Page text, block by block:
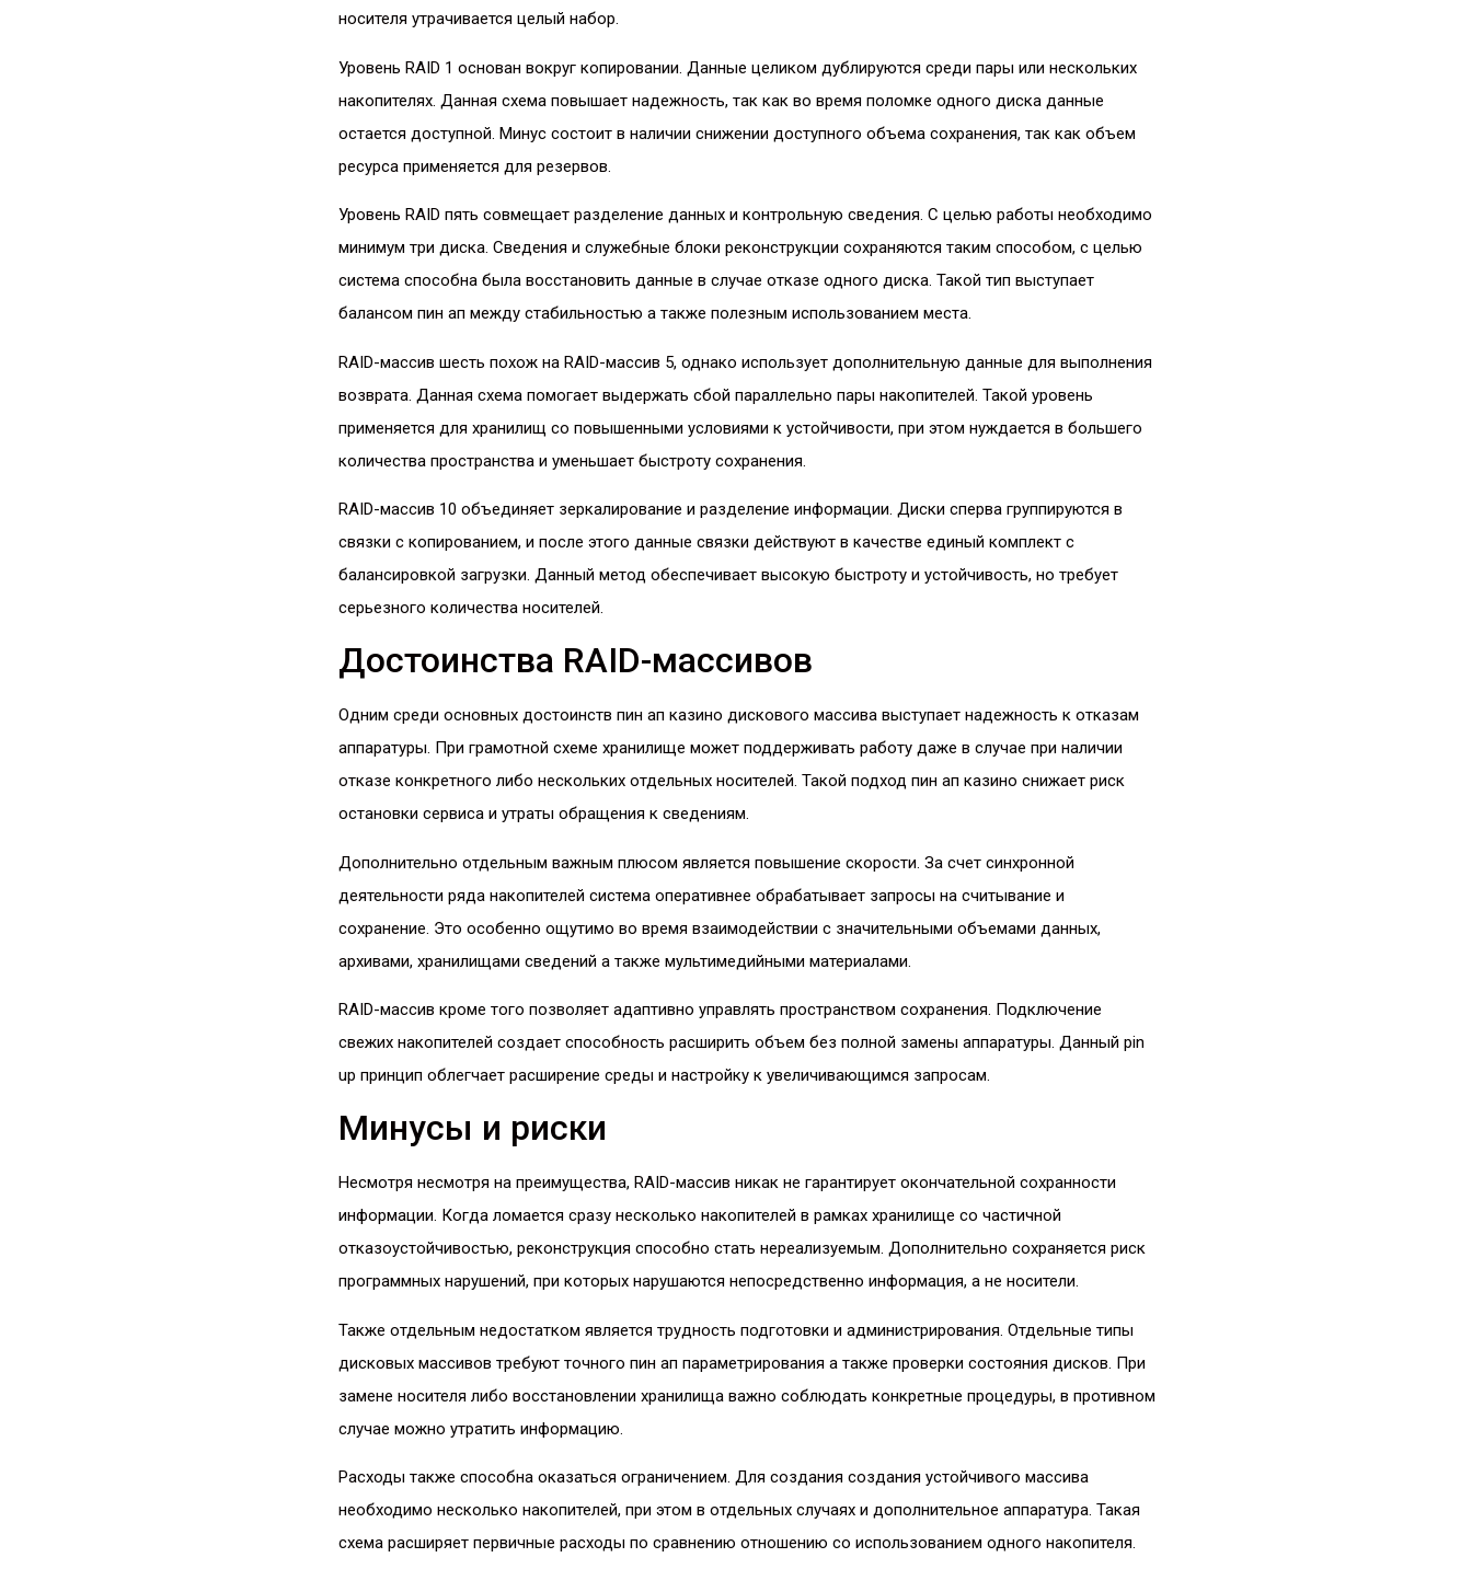
носителя утрачивается целый набор.
Уровень RAID 1 основан вокруг копировании. Данные целиком дублируются среди пары или нескольких
накопителях. Данная схема повышает надежность, так как во время поломке одного диска данные
остается доступной. Минус состоит в наличии снижении доступного объема сохранения, так как объем
ресурса применяется для резервов.
Уровень RAID пять совмещает разделение данных и контрольную сведения. С целью работы необходимо
минимум три диска. Сведения и служебные блоки реконструкции сохраняются таким способом, с целью
система способна была восстановить данные в случае отказе одного диска. Такой тип выступает
балансом пин ап между стабильностью а также полезным использованием места.
RAID-массив шесть похож на RAID-массив 5, однако использует дополнительную данные для выполнения
возврата. Данная схема помогает выдержать сбой параллельно пары накопителей. Такой уровень
применяется для хранилищ со повышенными условиями к устойчивости, при этом нуждается в большего
количества пространства и уменьшает быстроту сохранения.
RAID-массив 10 объединяет зеркалирование и разделение информации. Диски сперва группируются в
связки с копированием, и после этого данные связки действуют в качестве единый комплект с
балансировкой загрузки. Данный метод обеспечивает высокую быстроту и устойчивость, но требует
серьезного количества носителей.
Достоинства RAID-массивов
Одним среди основных достоинств пин ап казино дискового массива выступает надежность к отказам
аппаратуры. При грамотной схеме хранилище может поддерживать работу даже в случае при наличии
отказе конкретного либо нескольких отдельных носителей. Такой подход пин ап казино снижает риск
остановки сервиса и утраты обращения к сведениям.
Дополнительно отдельным важным плюсом является повышение скорости. За счет синхронной
деятельности ряда накопителей система оперативнее обрабатывает запросы на считывание и
сохранение. Это особенно ощутимо во время взаимодействии с значительными объемами данных,
архивами, хранилищами сведений а также мультимедийными материалами.
RAID-массив кроме того позволяет адаптивно управлять пространством сохранения. Подключение
свежих накопителей создает способность расширить объем без полной замены аппаратуры. Данный pin
up принцип облегчает расширение среды и настройку к увеличивающимся запросам.
Минусы и риски
Несмотря несмотря на преимущества, RAID-массив никак не гарантирует окончательной сохранности
информации. Когда ломается сразу несколько накопителей в рамках хранилище со частичной
отказоустойчивостью, реконструкция способно стать нереализуемым. Дополнительно сохраняется риск
программных нарушений, при которых нарушаются непосредственно информация, а не носители.
Также отдельным недостатком является трудность подготовки и администрирования. Отдельные типы
дисковых массивов требуют точного пин ап параметрирования а также проверки состояния дисков. При
замене носителя либо восстановлении хранилища важно соблюдать конкретные процедуры, в противном
случае можно утратить информацию.
Расходы также способна оказаться ограничением. Для создания создания устойчивого массива
необходимо несколько накопителей, при этом в отдельных случаях и дополнительное аппаратура. Такая
схема расширяет первичные расходы по сравнению отношению со использованием одного накопителя.